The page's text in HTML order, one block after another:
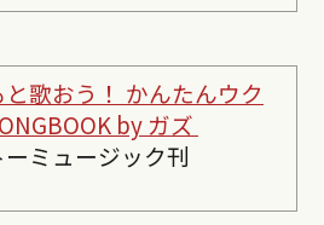
と歌おう！ かんたんウク
by ガズ
ーミュージック刊